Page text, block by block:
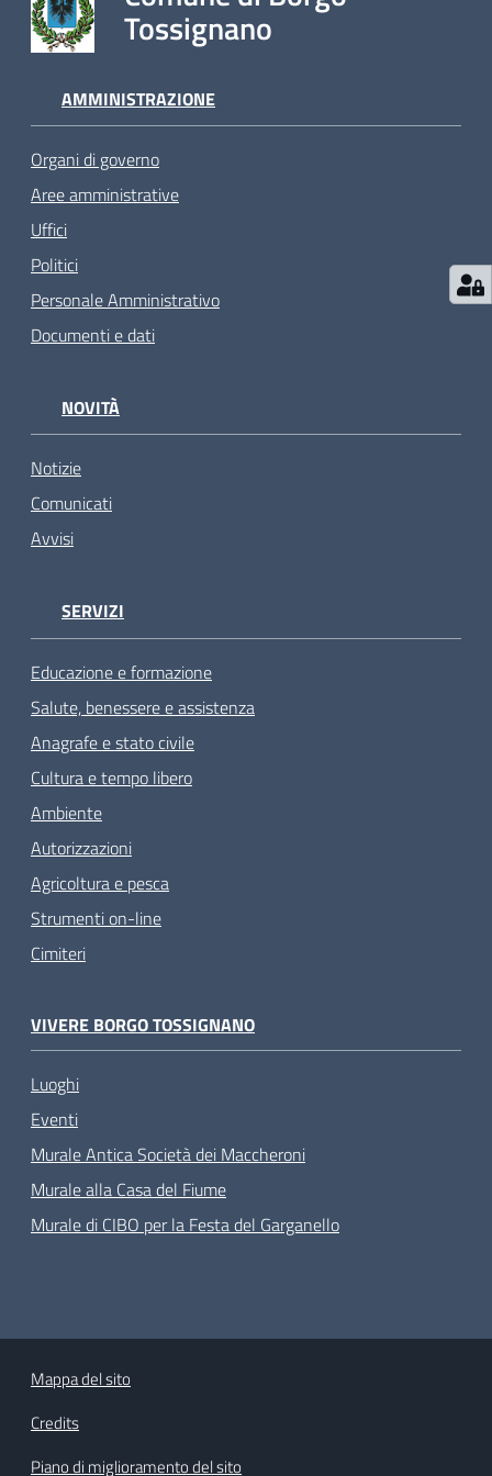
Tossignano
AMMINISTRAZIONE
Organi di governo
Aree amministrative
Uffici
Politici
Personale Amministrativo
Documenti e dati
NOVITÀ
Notizie
Comunicati
Avvisi
SERVIZI
Educazione e formazione
Salute, benessere e assistenza
Anagrafe e stato civile
Cultura e tempo libero
Ambiente
Autorizzazioni
Agricoltura e pesca
Strumenti on-line
Cimiteri
VIVERE BORGO TOSSIGNANO
Luoghi
Eventi
Murale Antica Società dei Maccheroni
Murale alla Casa del Fiume
Murale di CIBO per la Festa del Garganello
Mappa del sito
Credits
Piano di miglioramento del sito